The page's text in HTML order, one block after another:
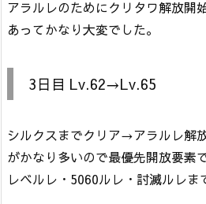
アラルレのためにクリタワ解放
あってかなり大変でした。
3日目 Lv.62→Lv.65
シルクスまでクリア→アラルレ解
がかなり多いので最優先開放要素
レベルレ・5060ルレ・討滅ルレま